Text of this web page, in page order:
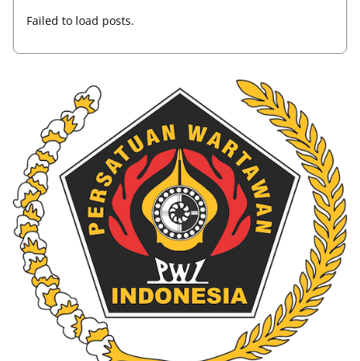
Failed to load posts.